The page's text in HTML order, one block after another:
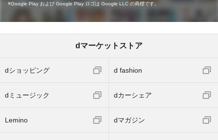
Google Play および Google Play ロゴは Google LLC の商標です。
dマーケットストア
dショッピング d fashion
dミュージック dカーシェア
Lemino dマガジン